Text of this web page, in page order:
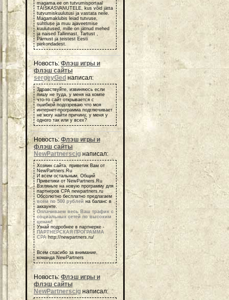
magama.ee on tutvumisportaal
TÄISKASVANUTELE, kus võid jätta
tutvumiskuulutusi ja vastata neile.
Magamaklubis leiad tutvuse,
suhtluse ja muu ajaveetmise
kuulutused, mille on jätnud mehed
ja naised Tallinnast, Tartust ,
Pärnust ja teistest Eesti
piirkondadest.
Новость:Флэш игры и
флэш сайты
sergeyGed написал:
Здравствуйте, извиняюсь если
пишу не туда, у меня на компе
что-то сайт открывается с
ошибкой подозреваю что моя
интернет-программа подглючивает
не могу найти причину, у меня у
одного так или у всех?
Новость:Флэш игры и
флэш сайты
NewPartnerscig написал:
Хозяин сайта, приветик Вам от
NewPartners.Ru
И всем остальным, Общий
Приветики от NewPartners.Ru
Взгляньте на новую программу для
партнеров СРА newpartners.ru
Обсолютно бесплатно предлагаем
всем по 500 рублей на баланс в
аккаунте.
Оплачиваем весь Ваш трафик с
социальных сетей по высоким
ценам!
Узнай подробнее в партнерке -
ПАРТНЕРСКАЯ ПРОГРАММА
СРАhttp://newpartners.ru/
Всем спасибо за внимание,
команда NewPartners
Новость: Флэш игры и
флэш сайты
NewPartnerscig написал: